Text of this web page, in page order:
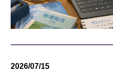
2026/07/15